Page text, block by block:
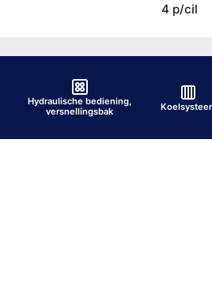
4 p/cil
Hydraulische bediening,
versnellingsbak